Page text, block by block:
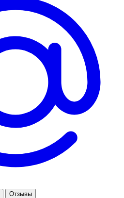
Отзывы